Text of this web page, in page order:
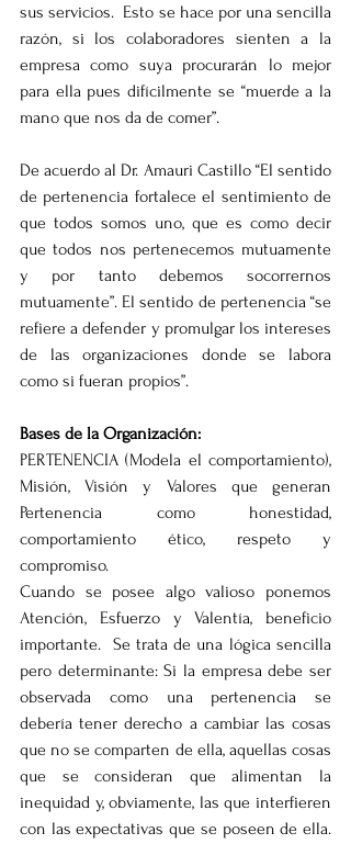
sus servicios.  Esto se hace por una sencilla
razón, si los colaboradores sienten a la
empresa como suya procurarán lo mejor
para ella pues difícilmente se “muerde a la
mano que nos da de comer”.
De acuerdo al Dr. Amauri Castillo “El sentido
de pertenencia fortalece el sentimiento de
que todos somos uno, que es como decir
que todos nos pertenecemos mutuamente
y por tanto debemos socorrernos
mutuamente”. El sentido de pertenencia “se
refiere a defender y promulgar los intereses
de las organizaciones donde se labora
como si fueran propios”.
Bases de la Organización:
PERTENENCIA (Modela el comportamiento),
Misión, Visión y Valores que generan
Pertenencia como honestidad,
comportamiento ético, respeto y
compromiso.
Cuando se posee algo valioso ponemos
Atención, Esfuerzo y Valentía, beneficio
importante.  Se trata de una lógica sencilla
pero determinante: Si la empresa debe ser
observada como una pertenencia se
debería tener derecho a cambiar las cosas
que no se comparten de ella, aquellas cosas
que se consideran que alimentan la
inequidad y, obviamente, las que interfieren
con las expectativas que se poseen de ella.